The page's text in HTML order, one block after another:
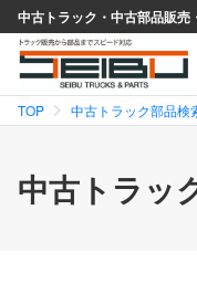
中古トラック・中古部品販
TOP 中古トラック部品検
中古トラッ